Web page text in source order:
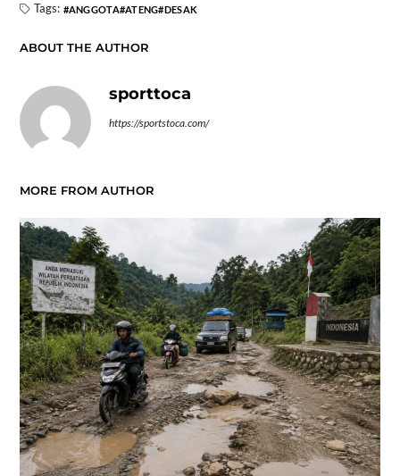
Tags: ANGGOTA ATENG DESAK
ABOUT THE AUTHOR
sporttoca
https://sportstoca.com/
MORE FROM AUTHOR